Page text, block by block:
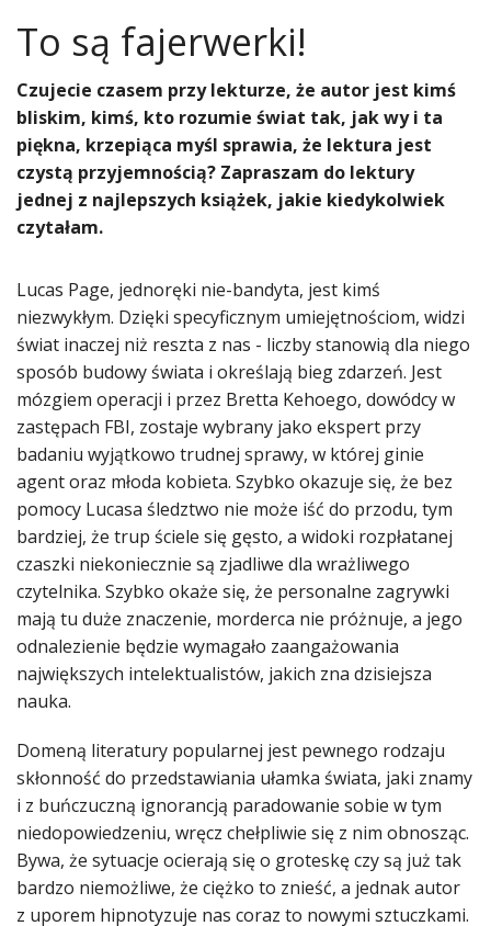
To są fajerwerki!
Czujecie czasem przy lekturze, że autor jest kimś
bliskim, kimś, kto rozumie świat tak, jak wy i ta
piękna, krzepiąca myśl sprawia, że lektura jest
czystą przyjemnością? Zapraszam do lektury
jednej z najlepszych książek, jakie kiedykolwiek
czytałam.
Lucas Page, jednoręki nie-bandyta, jest kimś
niezwykłym. Dzięki specyficznym umiejętnościom, widzi
świat inaczej niż reszta z nas - liczby stanowią dla niego
sposób budowy świata i określają bieg zdarzeń. Jest
mózgiem operacji i przez Bretta Kehoego, dowódcy w
zastępach FBI, zostaje wybrany jako ekspert przy
badaniu wyjątkowo trudnej sprawy, w której ginie
agent oraz młoda kobieta. Szybko okazuje się, że bez
pomocy Lucasa śledztwo nie może iść do przodu, tym
bardziej, że trup ściele się gęsto, a widoki rozpłatanej
czaszki niekoniecznie są zjadliwe dla wrażliwego
czytelnika. Szybko okaże się, że personalne zagrywki
mają tu duże znaczenie, morderca nie próżnuje, a jego
odnalezienie będzie wymagało zaangażowania
największych intelektualistów, jakich zna dzisiejsza
nauka.
Domeną literatury popularnej jest pewnego rodzaju
skłonność do przedstawiania ułamka świata, jaki znamy
i z buńczuczną ignorancją paradowanie sobie w tym
niedopowiedzeniu, wręcz chełpliwie się z nim obnosząc.
Bywa, że sytuacje ocierają się o groteskę czy są już tak
bardzo niemożliwe, że ciężko to znieść, a jednak autor
z uporem hipnotyzuje nas coraz to nowymi sztuczkami.